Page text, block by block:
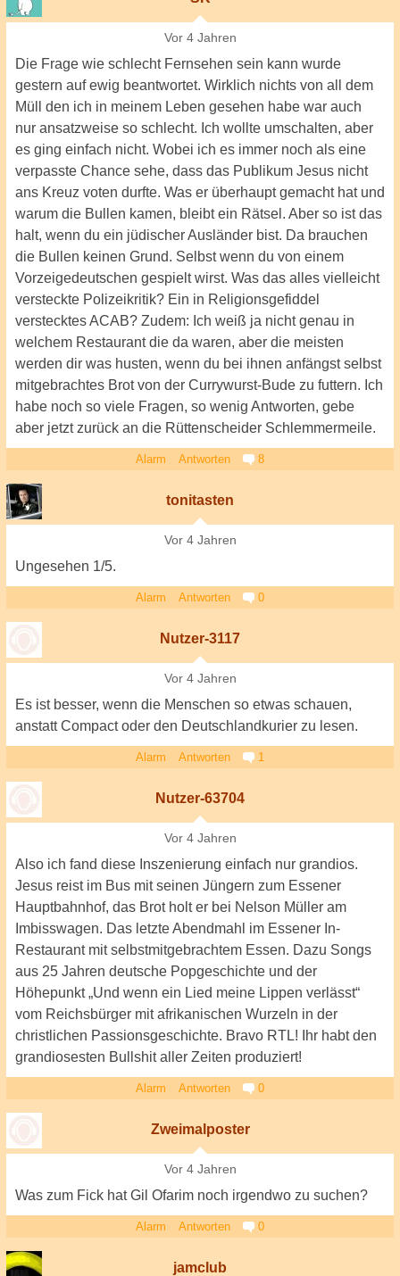
Vor 4 Jahren
Die Frage wie schlecht Fernsehen sein kann wurde
gestern auf ewig beantwortet. Wirklich nichts von all dem
Müll den ich in meinem Leben gesehen habe war auch
nur ansatzweise so schlecht. Ich wollte umschalten, aber
es ging einfach nicht. Wobei ich es immer noch als eine
verpasste Chance sehe, dass das Publikum Jesus nicht
ans Kreuz voten durfte. Was er überhaupt gemacht hat und
warum die Bullen kamen, bleibt ein Rätsel. Aber so ist das
halt, wenn du ein jüdischer Ausländer bist. Da brauchen
die Bullen keinen Grund. Selbst wenn du von einem
Vorzeigedeutschen gespielt wirst. Was das alles vielleicht
versteckte Polizeikritik? Ein in Religionsgefiddel
verstecktes ACAB? Zudem: Ich weiß ja nicht genau in
welchem Restaurant die da waren, aber die meisten
werden dir was husten, wenn du bei ihnen anfängst selbst
mitgebrachtes Brot von der Currywurst-Bude zu futtern. Ich
habe noch so viele Fragen, so wenig Antworten, gebe
aber jetzt zurück an die Rüttenscheider Schlemmermeile.
Alarm Antworten 8
tonitasten
Vor 4 Jahren
Ungesehen 1/5.
Alarm Antworten 0
Nutzer-3117
Vor 4 Jahren
Es ist besser, wenn die Menschen so etwas schauen,
anstatt Compact oder den Deutschlandkurier zu lesen.
Alarm Antworten 1
Nutzer-63704
Vor 4 Jahren
Also ich fand diese Inszenierung einfach nur grandios.
Jesus reist im Bus mit seinen Jüngern zum Essener
Hauptbahnhof, das Brot holt er bei Nelson Müller am
Imbisswagen. Das letzte Abendmahl im Essener In-
Restaurant mit selbstmitgebrachtem Essen. Dazu Songs
aus 25 Jahren deutsche Popgeschichte und der
Höhepunkt „Und wenn ein Lied meine Lippen verlässt“
vom Reichsbürger mit afrikanischen Wurzeln in der
christlichen Passionsgeschichte. Bravo RTL! Ihr habt den
grandiosesten Bullshit aller Zeiten produziert!
Alarm Antworten 0
Zweimalposter
Vor 4 Jahren
Was zum Fick hat Gil Ofarim noch irgendwo zu suchen?
Alarm Antworten 0
jamclub